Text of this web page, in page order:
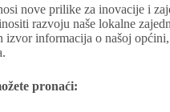
nove prilike za inovacije i
razvoju naše lokalne
izvor informacija o našoj
pronaći: